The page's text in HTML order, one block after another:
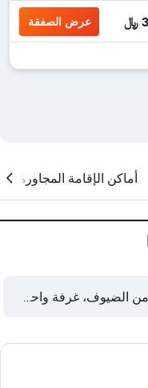
عرض الصفقة
أماكن الإقامة المجاورة